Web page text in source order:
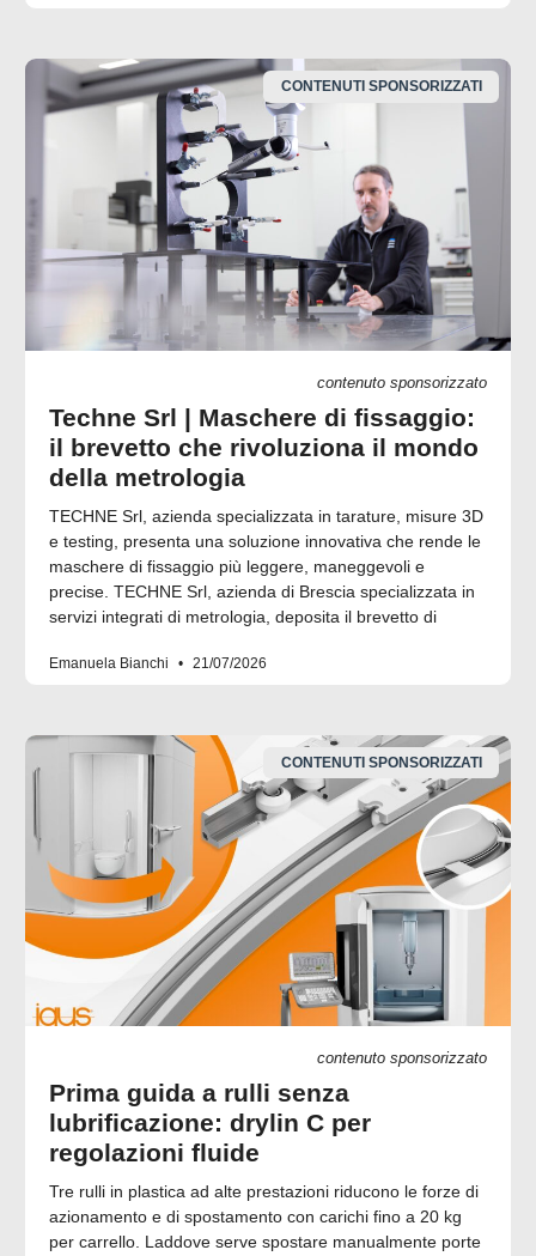
CONTENUTI SPONSORIZZATI
contenuto sponsorizzato
Techne Srl | Maschere di fissaggio:
il brevetto che rivoluziona il mondo
della metrologia
TECHNE Srl, azienda specializzata in tarature, misure 3D
e testing, presenta una soluzione innovativa che rende le
maschere di fissaggio più leggere, maneggevoli e
precise. TECHNE Srl, azienda di Brescia specializzata in
servizi integrati di metrologia, deposita il brevetto di
Emanuela Bianchi 21/07/2026
CONTENUTI SPONSORIZZATI
contenuto sponsorizzato
Prima guida a rulli senza
lubrificazione: drylin C per
regolazioni fluide
Tre rulli in plastica ad alte prestazioni riducono le forze di
azionamento e di spostamento con carichi fino a 20 kg
per carrello. Laddove serve spostare manualmente porte